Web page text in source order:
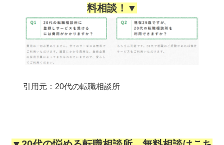
料相談！▼
引用元：20代の転職相談所